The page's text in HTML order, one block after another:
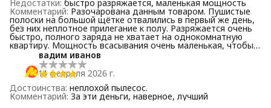
Недостатки: быстро разряжается, маленькая мощность
Комментарий: Разочарована данным товаром. Пушистые
полоски на большой щётке отвалились в первый же день,
без них неплотное прилегание к полу. Разряжается очень
быстро, полного заряда не хватает на однокомнатную
квартиру. Мощность всасывания очень маленькая, чтобы
что то всосать, нужно несколько раз проходить. В общем,
своей стоимости не соответствует, был аналогичный
пылесос за 3 т.р. , разницы нет, и смысла переплачивать
тоже нет.
вадим иванов
14 февраля 2026 г.
Достоинства: неплохой пылесос.
Комментарий: За эти деньги, наверное, лучший